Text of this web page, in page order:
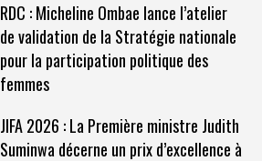
RDC : Micheline Ombae lance l’atelier
de validation de la Stratégie nationale
pour la participation politique des
femmes
JIFA 2026 : La Première ministre Judith
Suminwa décerne un prix d’excellence à